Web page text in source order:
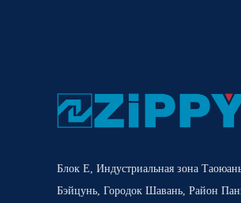
Блок E, Индустриальная зона
Бэйцунь, Городок Шавань, Район